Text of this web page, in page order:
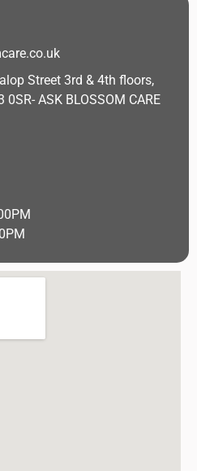
Street 3rd & 4th floors,
ASK BLOSSOM CARE